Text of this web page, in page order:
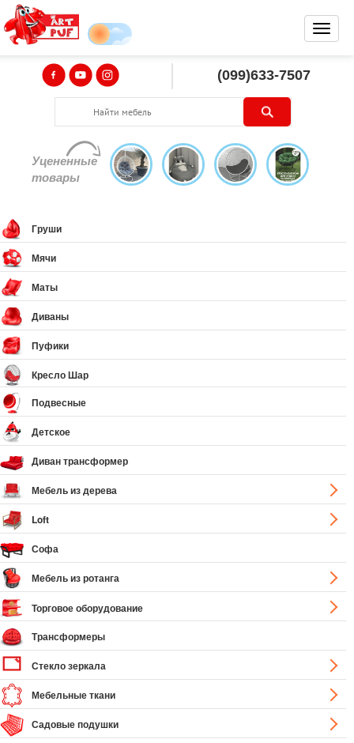
(099)633-7507
Уцененные
товары
Груши
Мячи
Маты
Диваны
Пуфики
Кресло Шар
Подвесные
Детское
Диван трансформер
Мебель из дерева
Loft
Софа
Мебель из ротанга
Торговое оборудование
Трансформеры
Стекло зеркала
Мебельные ткани
Садовые подушки